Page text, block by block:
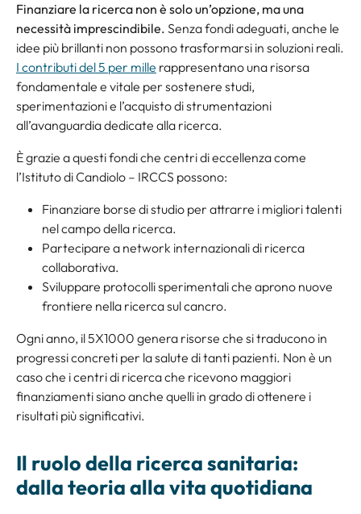
Finanziare la ricerca non è solo un’opzione, ma una
necessità imprescindibile. Senza fondi adeguati, anche le
idee più brillanti non possono trasformarsi in soluzioni reali.
I contributi del 5 per mille rappresentano una risorsa
fondamentale e vitale per sostenere studi,
sperimentazioni e l’acquisto di strumentazioni
all’avanguardia dedicate alla ricerca.
È grazie a questi fondi che centri di eccellenza come
l’Istituto di Candiolo – IRCCS possono:
Finanziare borse di studio per attrarre i migliori talenti
nel campo della ricerca.
Partecipare a network internazionali di ricerca
collaborativa.
Sviluppare protocolli sperimentali che aprono nuove
frontiere nella ricerca sul cancro.
Ogni anno, il 5X1000 genera risorse che si traducono in
progressi concreti per la salute di tanti pazienti. Non è un
caso che i centri di ricerca che ricevono maggiori
finanziamenti siano anche quelli in grado di ottenere i
risultati più significativi.
Il ruolo della ricerca sanitaria:
dalla teoria alla vita quotidiana